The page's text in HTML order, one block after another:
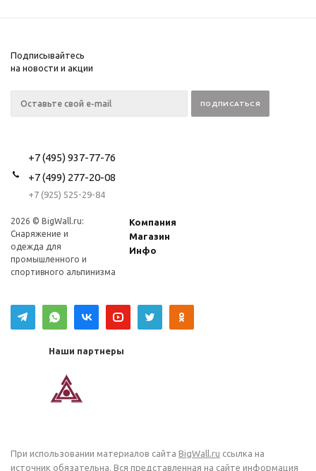
Подписывайтесь
на новости и акции
+7 (495) 937-77-76
+7 (499) 277-20-08
+7 (925) 525-29-84
2026 © BigWall.ru:
Снаряжение и
одежда для
промышленного и
спортивного альпинизма
Компания
Магазин
Инфо
Наши партнеры
При использовании материалов сайта BigWall.ru ссылка на
источник обязательна. Вся представленная на сайте информация